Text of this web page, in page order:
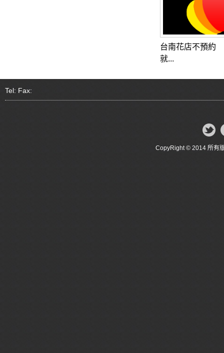
台南花店不預約
就...
Tel: Fax:
CopyRight © 2014 所有